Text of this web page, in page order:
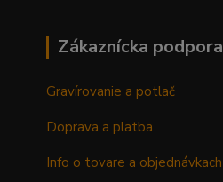
Zákaznícka podpora
Gravírovanie a potlač
Doprava a platba
Info o tovare a objednávkach